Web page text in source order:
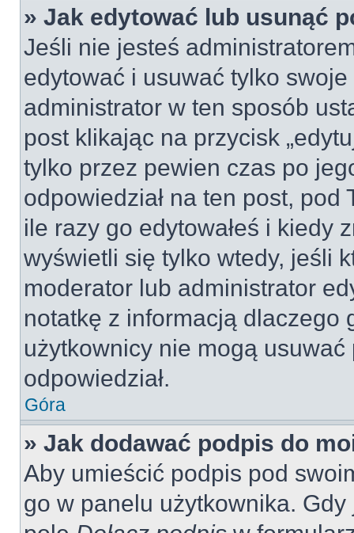
» Jak edytować lub usunąć
Jeśli nie jesteś
edytować i usuwać tylko
administrator w ten sposób
post klikając na przycisk
tylko przez pewien czas po
odpowiedział na ten post,
ile razy go edytowałeś i kiedy
wyświetli się tylko wtedy, jeśli
moderator lub administrator
notatkę z informacją dlaczego
użytkownicy nie mogą
odpowiedział.
Góra
» Jak dodawać podpis do
Aby umieścić podpis pod
go w panelu użytkownika.